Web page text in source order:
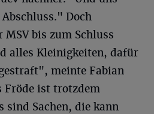
Doch
bis zum Schluss
alles Kleinigkeiten, dafür
meinte Fabian
Fröde ist trotzdem
Sachen, die kann